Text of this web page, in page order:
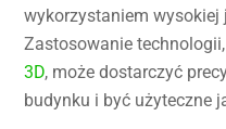
wykorzystaniem
Zastosowanie
3D, może dostarczyć
budynku i być użyteczne